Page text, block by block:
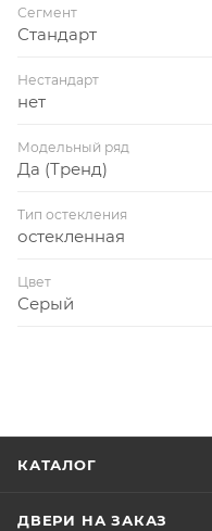
Сегмент
Стандарт
Нестандарт
нет
Модельный ряд
Да (Тренд)
Тип остекления
остекленная
Цвет
Серый
КАТАЛОГ
ДВЕРИ НА ЗАКАЗ